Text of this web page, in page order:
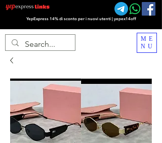
YepExpress 14% di sconto per i nuovi utenti | yepex14off
ME
NU